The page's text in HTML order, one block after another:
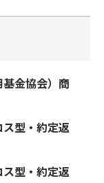
金協会）商
型・約定返
型・約定返